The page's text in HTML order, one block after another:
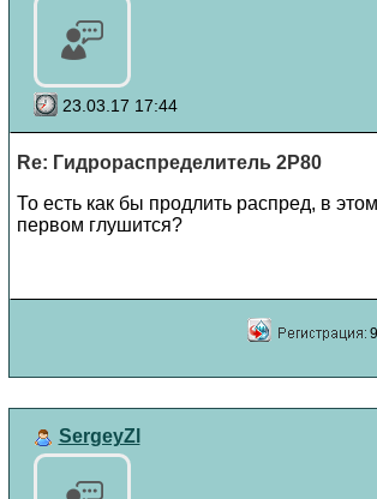
23.03.17 17:44
Re: Гидрораспределитель 2Р80
То есть как бы продлить распред, в
первом глушится?
SergeyZl